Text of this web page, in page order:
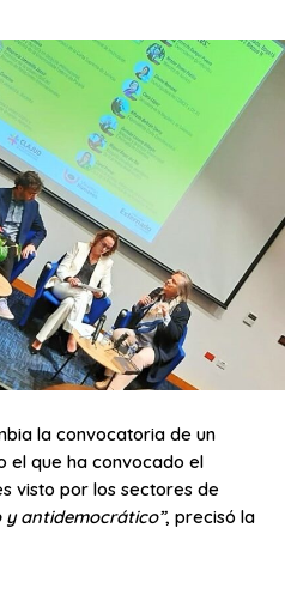
la convocatoria de un
el que ha convocado el
visto por los sectores de
y antidemocrático”, precisó la